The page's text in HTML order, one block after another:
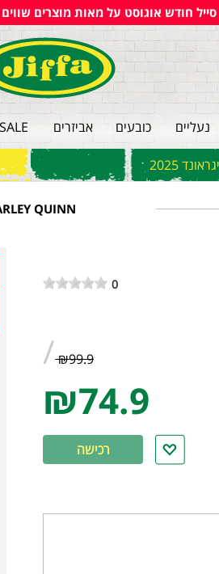
סייל חודש אוגוסט על מאות מוצרים
נעליים כובעים אביזרים SALE
2025
QUINN
0
₪99.9
/
₪74.9
רכישה